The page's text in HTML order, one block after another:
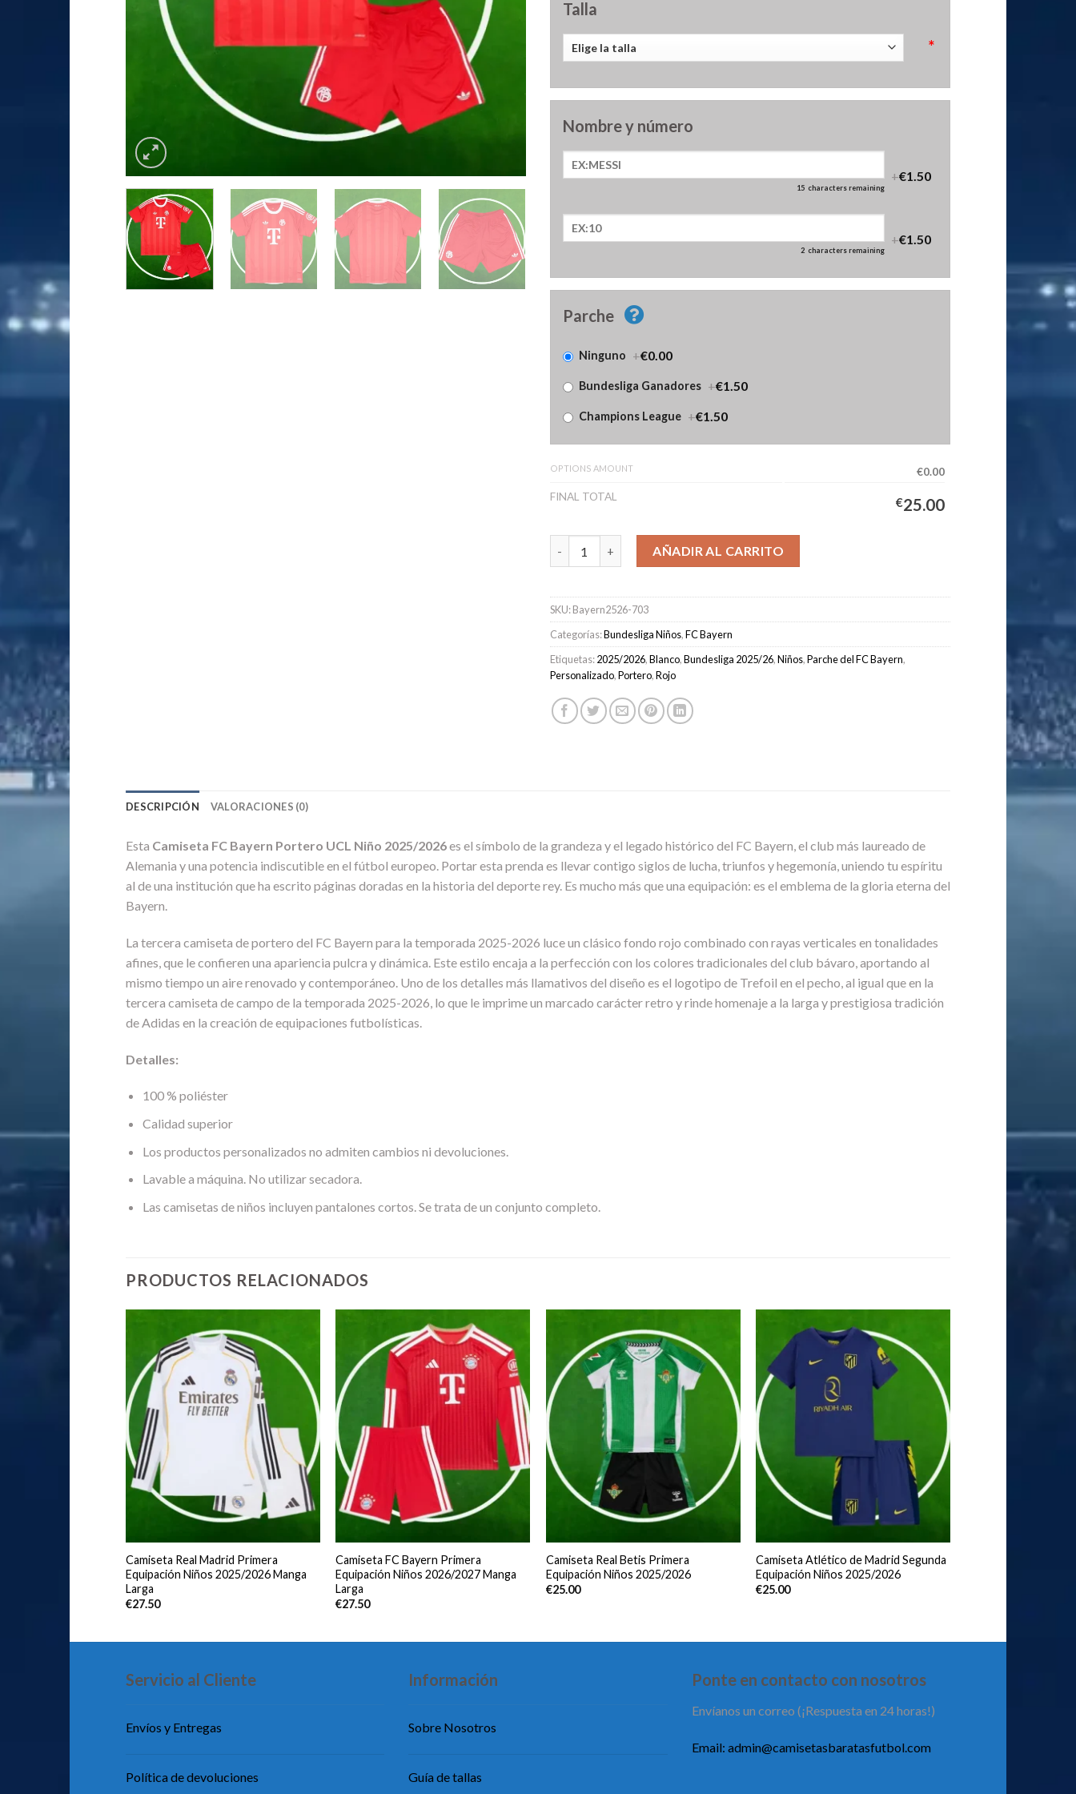
Talla
*
Nombre y número
15 characters remaining
+€1.50
2 characters remaining
+€1.50
Parche
Ninguno +€0.00
Bundesliga Ganadores +€1.50
Champions League +€1.50
OPTIONS AMOUNT
€0.00
FINAL TOTAL
€25.00
Camiseta FC Bayern Portero UCL Niños 2025/2026 cantidad
AÑADIR AL CARRITO
SKU:Bayern2526-703
Categorías:Bundesliga Niños,FC Bayern
Etiquetas:2025/2026,Blanco,Bundesliga 2025/26,Niños,Parche del FC Bayern,
Personalizado,Portero,Rojo
DESCRIPCIÓN VALORACIONES (0)
Esta Camiseta FC Bayern Portero UCL Niño 2025/2026es el símbolo de la grandeza y el legado histórico del FC Bayern, el club más laureado de
Alemania y una potencia indiscutible en el fútbol europeo. Portar esta prenda es llevar contigo siglos de lucha, triunfos y hegemonía, uniendo tu espíritu
al de una institución que ha escrito páginas doradas en la historia del deporte rey. Es mucho más que una equipación: es el emblema de la gloria eterna del
Bayern.
La tercera camiseta de portero del FC Bayern para la temporada 2025-2026 luce un clásico fondo rojo combinado con rayas verticales en tonalidades
afines, que le confieren una apariencia pulcra y dinámica. Este estilo encaja a la perfección con los colores tradicionales del club bávaro, aportando al
mismo tiempo un aire renovado y contemporáneo. Uno de los detalles más llamativos del diseño es el logotipo de Trefoil en el pecho, al igual que en la
tercera camiseta de campo de la temporada 2025-2026, lo que le imprime un marcado carácter retro y rinde homenaje a la larga y prestigiosa tradición
de Adidas en la creación de equipaciones futbolísticas.
Detalles:
100 % poliéster
Calidad superior
Los productos personalizados no admiten cambios ni devoluciones.
Lavable a máquina. No utilizar secadora.
Las camisetas de niños incluyen pantalones cortos. Se trata de un conjunto completo.
PRODUCTOS RELACIONADOS
Camiseta Real Madrid Primera
Equipación Niños 2025/2026 Manga
Larga
€27.50
Camiseta FC Bayern Primera
Equipación Niños 2026/2027 Manga
Larga
€27.50
Camiseta Real Betis Primera
Equipación Niños 2025/2026
€25.00
Camiseta Atlético de Madrid Segunda
Equipación Niños 2025/2026
€25.00
Servicio al Cliente
Envíos y Entregas
Política de devoluciones
Información
Sobre Nosotros
Guía de tallas
Ponte en contacto con nosotros
Envíanos un correo (¡Respuesta en 24 horas!)
Email: admin@camisetasbaratasfutbol.com